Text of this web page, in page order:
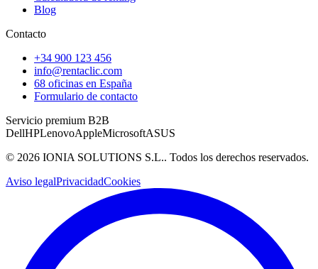
Blog
Contacto
+34 900 123 456
info@rentaclic.com
68 oficinas en España
Formulario de contacto
Servicio premium B2B
DellHPLenovoAppleMicrosoftASUS
© 2026 IONIA SOLUTIONS S.L.. Todos los derechos reservados.
Aviso legalPrivacidadCookies